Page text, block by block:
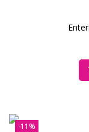
-11%